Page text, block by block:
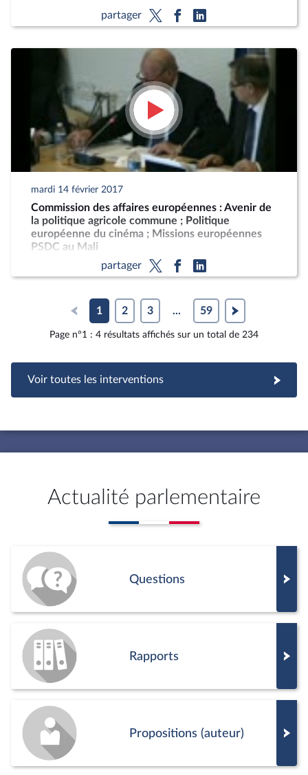
partager
mardi 14 février 2017
Commission des affaires européennes : Avenir de
la politique agricole commune ; Politique
européenne du cinéma ; Missions européennes
PSDC au Mali
partager
1 2 3 ... 59
Page n°1 : 4 résultats affichés sur un total de 234
Voir toutes les interventions
Actualité parlementaire
Questions
Rapports
Propositions (auteur)